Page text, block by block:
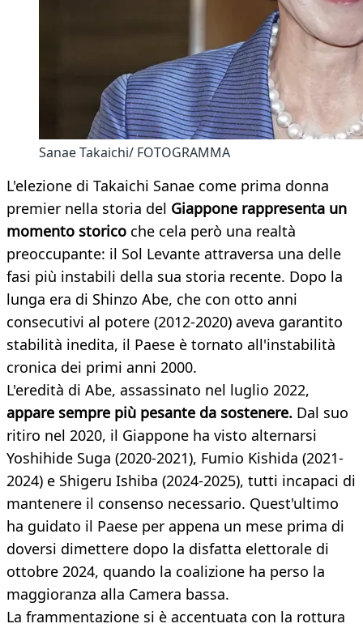
Sanae Takaichi/ FOTOGRAMMA
L'elezione di Takaichi Sanae come prima donna
premier nella storia del Giappone rappresenta un
momento storico che cela però una realtà
preoccupante: il Sol Levante attraversa una delle
fasi più instabili della sua storia recente. Dopo la
lunga era di Shinzo Abe, che con otto anni
consecutivi al potere (2012-2020) aveva garantito
stabilità inedita, il Paese è tornato all'instabilità
cronica dei primi anni 2000.
L'eredità di Abe, assassinato nel luglio 2022,
appare sempre più pesante da sostenere. Dal suo
ritiro nel 2020, il Giappone ha visto alternarsi
Yoshihide Suga (2020-2021), Fumio Kishida (2021-
2024) e Shigeru Ishiba (2024-2025), tutti incapaci di
mantenere il consenso necessario. Quest'ultimo
ha guidato il Paese per appena un mese prima di
doversi dimettere dopo la disfatta elettorale di
ottobre 2024, quando la coalizione ha perso la
maggioranza alla Camera bassa.
La frammentazione si è accentuata con la rottura